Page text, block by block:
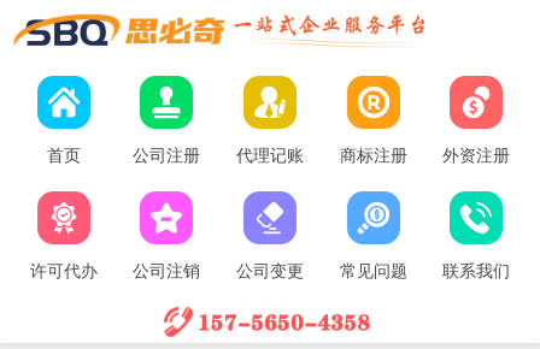
首页 公司注册 代理记账 商标注册 外资注册
许可代办 公司注销 公司变更 常见问题 联系我们